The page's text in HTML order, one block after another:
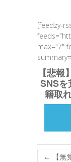
[feedzy-
max="7"
【悲
SNSを
籍取
←
【無